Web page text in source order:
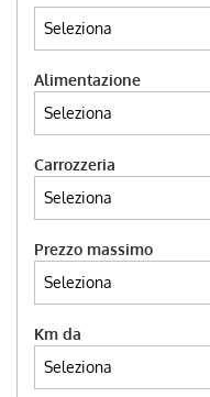
DEUTSCH
DEUTSCH
Alimentazione
Carrozzeria
Prezzo massimo
Km da